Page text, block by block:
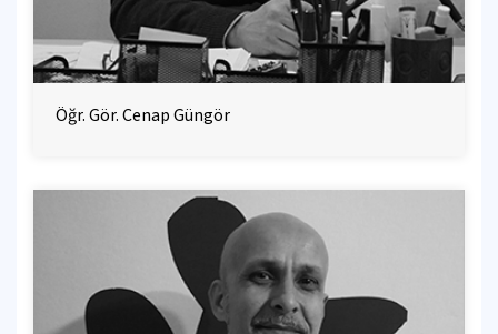
Öğr. Gör. Cenap Güngör